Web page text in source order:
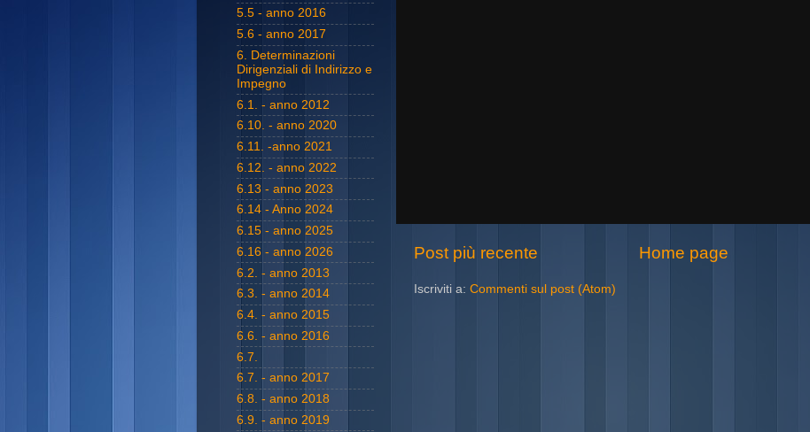
Post più recente Home page
Iscriviti a: Commenti sul post (Atom)
5.5 - anno 2016
5.6 - anno 2017
6. Determinazioni
Dirigenziali di Indirizzo e
Impegno
6.1. - anno 2012
6.10. - anno 2020
6.11. -anno 2021
6.12. - anno 2022
6.13 - anno 2023
6.14 - Anno 2024
6.15 - anno 2025
6.16 - anno 2026
6.2. - anno 2013
6.3. - anno 2014
6.4. - anno 2015
6.6. - anno 2016
6.7.
6.7. - anno 2017
6.8. - anno 2018
6.9. - anno 2019